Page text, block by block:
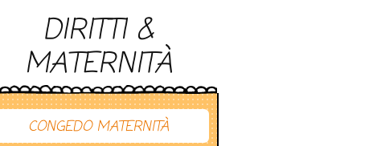
DIRITTI &
MATERNITÀ
CONGEDO MATERNITÀ